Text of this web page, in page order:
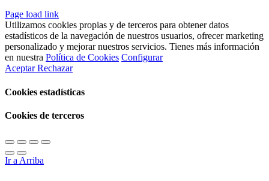
Page load link
Utilizamos cookies propias y de terceros para obtener datos
estadísticos de la navegación de nuestros usuarios, ofrecer marketing
personalizado y mejorar nuestros servicios. Tienes más información
en nuestra Política de Cookies Configurar
AceptarRechazar
Cookies estadísticas
Cookies de terceros
Ir a Arriba